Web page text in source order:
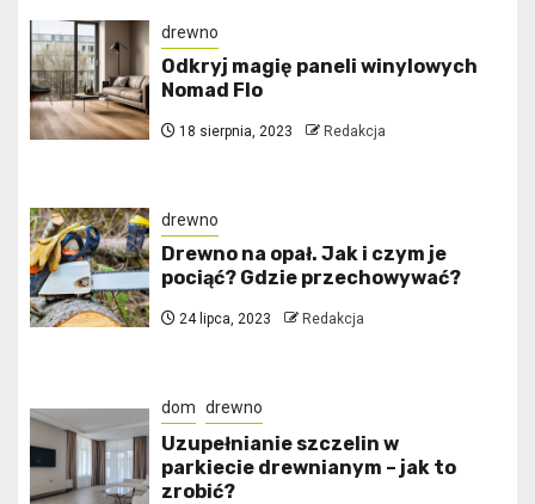
drewno
Odkryj magię paneli winylowych
Nomad Flo
18 sierpnia, 2023 Redakcja
drewno
Drewno na opał. Jak i czym je
pociąć? Gdzie przechowywać?
24 lipca, 2023 Redakcja
dom drewno
Uzupełnianie szczelin w
parkiecie drewnianym – jak to
zrobić?